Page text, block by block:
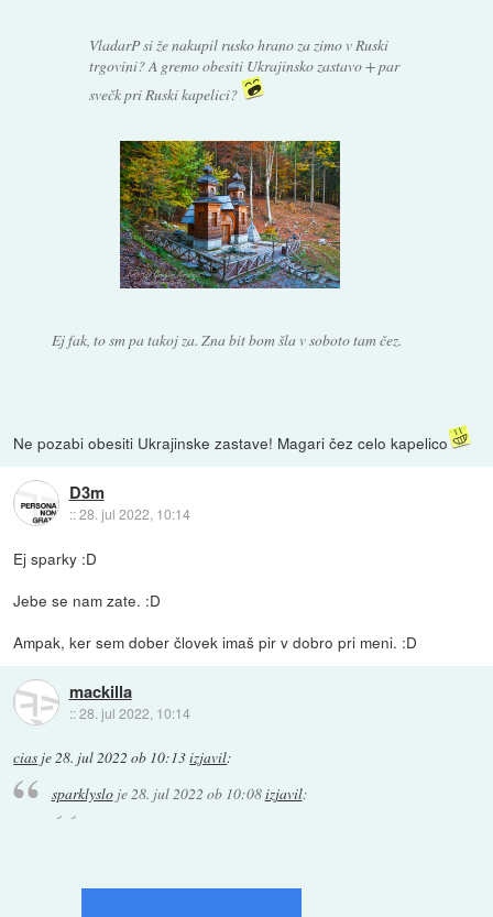
VladarP si že nakupil rusko hrano za zimo v Ruski
trgovini? A gremo obesiti Ukrajinsko zastavo + par
svečk pri Ruski kapelici?
Ej fak, to sm pa takoj za. Zna bit bom šla v soboto tam čez.
Ne pozabi obesiti Ukrajinske zastave! Magari čez celo kapelico
D3m
::28. jul 2022, 10:14
Ej sparky :D
Jebe se nam zate. :D
Ampak, ker sem dober človek imaš pir v dobro pri meni. :D
mackilla
::28. jul 2022, 10:14
cias je28. jul 2022 ob 10:13izjavil:
sparklysloje28. jul 2022 ob 10:08izjavil: